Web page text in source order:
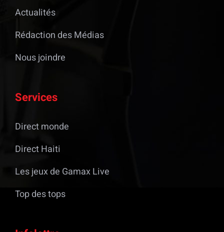
Actualités
Rédaction des Médias
Nous joindre
Services
Direct monde
Direct Haiti
Les jeux de Gamax Live
Top des tops